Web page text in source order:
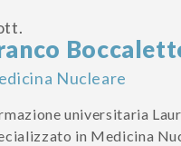
Nucleare
universitaria
in Medicina